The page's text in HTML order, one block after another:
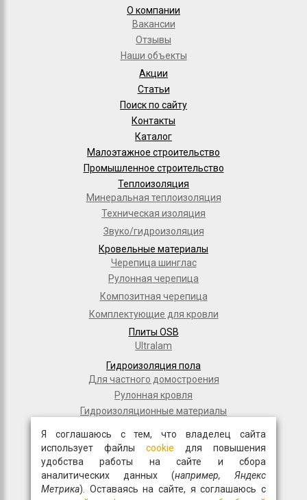
О компании
Вакансии
Отзывы
Наши объекты
Акции
Статьи
Поиск по сайту
Контакты
Каталог
Малоэтажное строительство
Промышленное строительство
Теплоизоляция
Минеральная теплоизоляция
Техническая изоляция
Звуко/гидроизоляция
Кровельные материалы
Черепица шинглас
Рулонная черепица
Композитная черепица
Комплектующие для кровли
Плиты OSB
Ultralam
Гидроизоляция пола
Для частного домостроения
Рулонная кровля
Гидроизоляционные материалы
Полимерные мембраны
Мастики и праймеры
Общестрой
Фасадная плитка
Я соглашаюсь с тем, что владелец сайта
использует файлы cookie для повышения
удобства работы на сайте и сбора
аналитических данных (например, Яндекс
Метрика). Оставаясь на сайте, я соглашаюсь с